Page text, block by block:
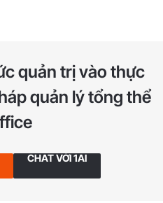
quản trị vào thực
quản lý tổng thể
CHAT VỚI 1AI